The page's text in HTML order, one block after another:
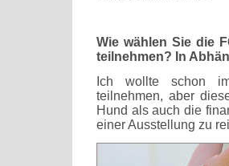
Wie wählen Sie die
teilnehmen? In
Ich wollte schon
teilnehmen, aber
Hund als auch die
einer Ausstellung zu